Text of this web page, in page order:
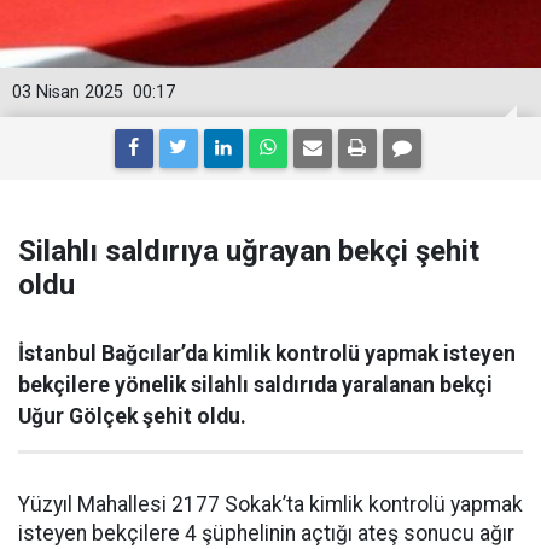
00:17
03 Nisan 2025
Silahlı saldırıya uğrayan bekçi şehit
oldu
İstanbul Bağcılar’da kimlik kontrolü yapmak isteyen
bekçilere yönelik silahlı saldırıda yaralanan bekçi
Uğur Gölçek şehit oldu.
Yüzyıl Mahallesi 2177 Sokak’ta kimlik kontrolü yapmak
isteyen bekçilere 4 şüphelinin açtığı ateş sonucu ağır